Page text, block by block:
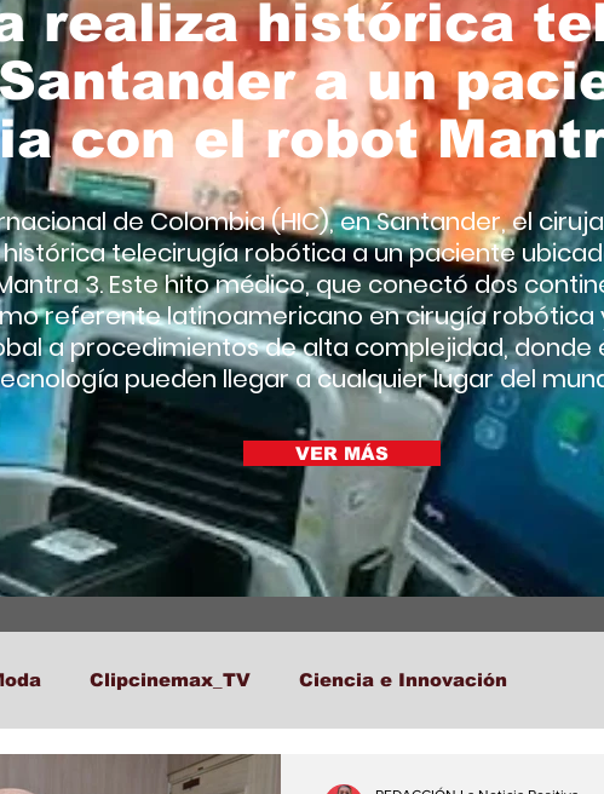
realiza histórica
a un
con el robot
de Colombia (HIC), en Santander, el
telecirugía robótica a un paciente
3. Este hito médico, que conectó dos
referente latinoamericano en cirugía robótica
a procedimientos de alta complejidad, donde
pueden llegar a cualquier lugar del
VER MÁS
Clipcinemax_TV Ciencia e Innovación
Politica